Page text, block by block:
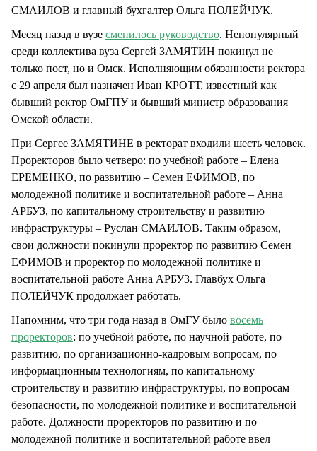
СМАИЛОВ и главный бухгалтер Ольга ПОЛЕЙЧУК.
Месяц назад в вузе сменилось руководство. Непопулярный
среди коллектива вуза Сергей ЗАМЯТИН покинул не
только пост, но и Омск. Исполняющим обязанности ректора
с 29 апреля был назначен Иван КРОТТ, известный как
бывший ректор ОмГПУ и бывший министр образования
Омской области.
При Сергее ЗАМЯТИНЕ в ректорат входили шесть человек.
Проректоров было четверо: по учебной работе – Елена
ЕРЕМЕНКО, по развитию – Семен ЕФИМОВ, по
молодежной политике и воспитательной работе – Анна
АРБУЗ, по капитальному строительству и развитию
инфраструктуры – Руслан СМАИЛОВ. Таким образом,
свои должности покинули проректор по развитию Семен
ЕФИМОВ и проректор по молодежной политике и
воспитательной работе Анна АРБУЗ. Главбух Ольга
ПОЛЕЙЧУК продолжает работать.
Напомним, что три года назад в ОмГУ было восемь
проректоров: по учебной работе, по научной работе, по
развитию, по организационно-кадровым вопросам, по
информационным технологиям, по капитальному
строительству и развитию инфраструктуры, по вопросам
безопасности, по молодежной политике и воспитательной
работе. Должности проректоров по развитию и по
молодежной политике и воспитательной работе ввел